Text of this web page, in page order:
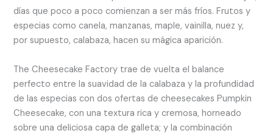
días que poco a poco comienzan a ser más fríos. Frutos y
especias como canela, manzanas, maple, vainilla, nuez y,
por supuesto, calabaza, hacen su mágica aparición.
The Cheesecake Factory trae de vuelta el balance
perfecto entre la suavidad de la calabaza y la profundidad
de las especias con dos ofertas de cheesecakes Pumpkin
Cheesecake, con una textura rica y cremosa, horneado
sobre una deliciosa capa de galleta; y la combinación